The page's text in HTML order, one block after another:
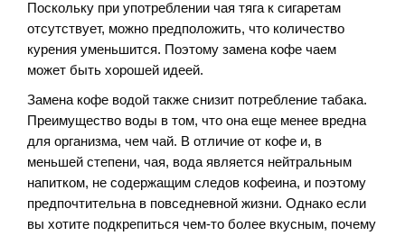
Поскольку при употреблении чая тяга к сигаретам
отсутствует, можно предположить, что количество
курения уменьшится. Поэтому замена кофе чаем
может быть хорошей идеей.
Замена кофе водой также снизит потребление табака.
Преимущество воды в том, что она еще менее вредна
для организма, чем чай. В отличие от кофе и, в
меньшей степени, чая, вода является нейтральным
напитком, не содержащим следов кофеина, и поэтому
предпочтительна в повседневной жизни. Однако если
вы хотите подкрепиться чем-то более вкусным, почему